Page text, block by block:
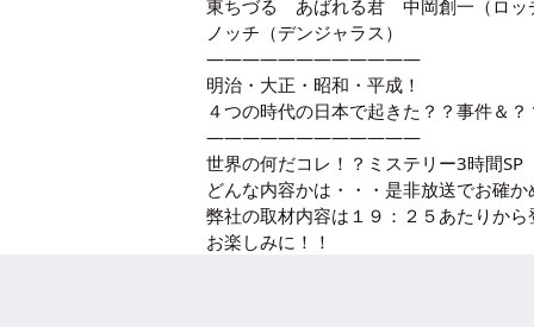
東ちづる あばれる君 中岡創一（ロッ
ノッチ（デンジャラス）
————————————
明治・大正・昭和・平成！
４つの時代の日本で起きた？？事件＆
————————————
世界の何だコレ！？ミステリー3時間
どんな内容かは・・・是非放送でお確
弊社の取材内容は１９：２５あたりか
お楽しみに！！